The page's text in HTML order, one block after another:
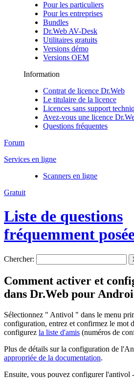
Pour les particuliers
Pour les entreprises
Bundles
Dr.Web AV-Desk
Utilitaires gratuits
Versions démo
Versions OEM
Information
Contrat de licence Dr.Web
Le titulaire de la licence
Licences sans support
Avez-vous une licence
Questions fréquentes
Forum
Services en ligne
Scanners en ligne
Gratuit
Liste de questions
fréquemment
Chercher:
Comment activer et
dans Dr.Web pour
Sélectionnez " Antivol " dans le menu
configuration, entrez et confirmez le mot
configurez la liste d'amis (numéros de
Plus de détails sur la configuration de
appropriée de la documentation.
Ensuite, vous pouvez configurer l'antivol